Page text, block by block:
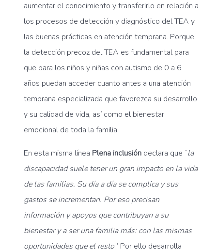
aumentar el conocimiento y transferirlo en relación a
los procesos de detección y diagnóstico del TEA y
las buenas prácticas en atención temprana. Porque
la detección precoz del TEA es fundamental para
que para los niños y niñas con autismo de 0 a 6
años puedan acceder cuanto antes a una atención
temprana especializada que favorezca su desarrollo
y su calidad de vida, así como el bienestar
emocional de toda la familia.
En esta misma línea Plena inclusión declara que “la
discapacidad suele tener un gran impacto en la vida
de las familias. Su día a día se complica y sus
gastos se incrementan. Por eso precisan
información y apoyos que contribuyan a su
bienestar y a ser una familia más: con las mismas
oportunidades que el resto.” Por ello desarrolla